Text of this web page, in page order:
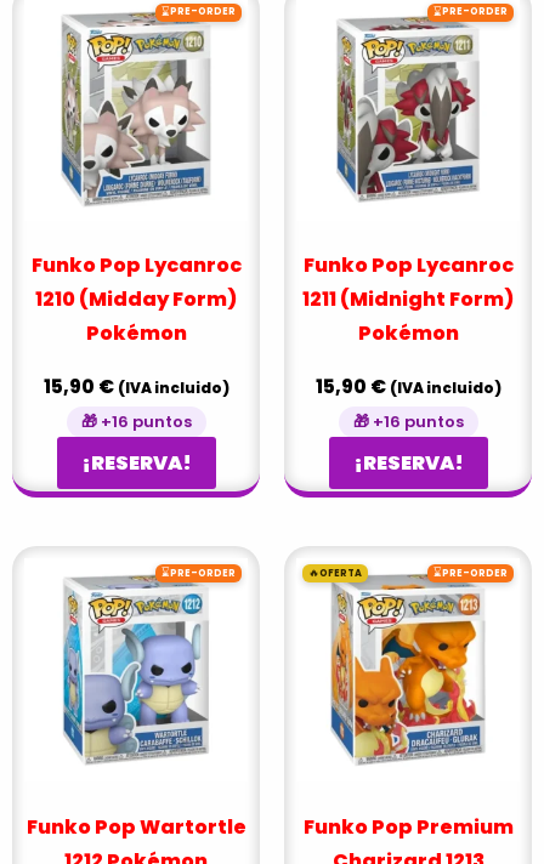
⌛PRE-ORDER
Funko Pop Lycanroc
1210 (Midday Form)
Pokémon
15,90 € (IVA incluido)
🎁 +16 puntos
¡RESERVA!
⌛PRE-ORDER
Funko Pop Lycanroc
1211 (Midnight Form)
Pokémon
15,90 € (IVA incluido)
🎁 +16 puntos
¡RESERVA!
⌛PRE-ORDER
Funko Pop Wartortle
🔥OFERTA ⌛PRE-ORDER
Funko Pop Premium
precio
original
era:
22,99 €.
precio
actual
es:
20,90 €.